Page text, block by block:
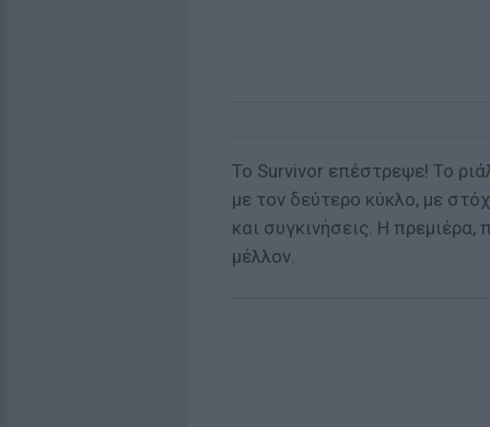
Το Survivor επέστρεψε! Το
με τον δεύτερο κύκλο, με
και συγκινήσεις. Η
μέλλον.